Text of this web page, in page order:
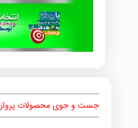
جست و جوی محصولات پرواز